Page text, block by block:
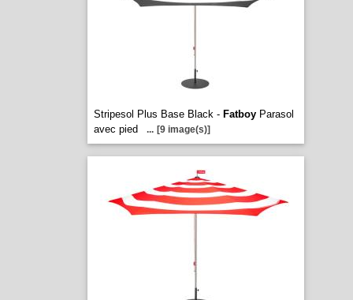
Stripesol Plus Base Black - FatboyParasol
avec pied
... [9 image(s)]